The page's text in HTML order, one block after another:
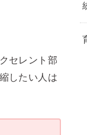
セレント部
したい人は